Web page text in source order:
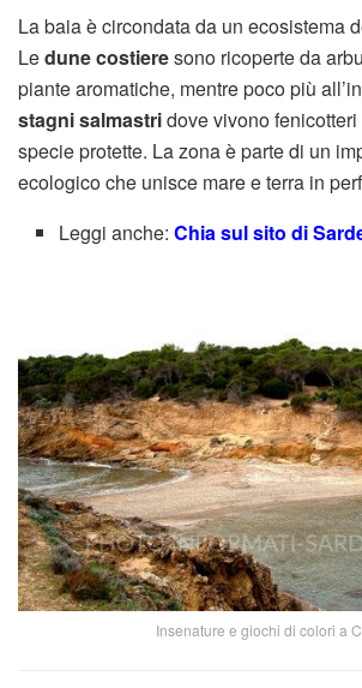
La baia è circondata da un ecosistema
Ledune costieresono ricoperte da
piante aromatiche, mentre poco più
stagni salmastridove vivono
specie protette. La zona è parte di un
ecologico che unisce mare e terra in
Leggi anche: Chia sul sito di
Insenature e giochi di colori a